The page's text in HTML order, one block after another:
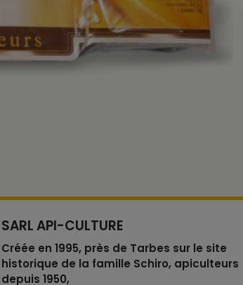
SARL API-CULTURE
Créée en 1995, près de Tarbes sur le site
historique de la famille Schiro, apiculteurs
depuis 1950,